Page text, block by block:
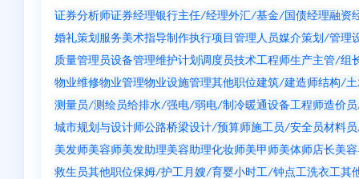
证券分析师证券经理银行主任/经理外汇/基金/国债经理融资
婚礼策划服务美术指导制作执行项目管理人员媒介策划/管理
质量管理员设备管理维护计划调度员技术工程师生产主管/组
物业维修物业管理物业设施管理其他职位建筑/建造师结构/土
测量员/测绘员给排水/强电/弱电/制冷暖通设备工程师造价
城市规划与设计师公路桥梁设计/预算师施工员/安全员材料
美发师美容师美发助理美容助理化妆师美甲师美体师店长美
救生员其他职位保姆/护工 月嫂/育婴小时工/钟点工洗衣工其